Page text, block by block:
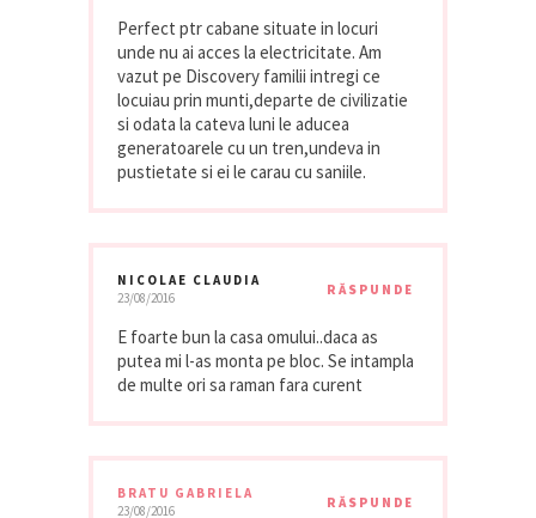
Perfect ptr cabane situate in locuri
unde nu ai acces la electricitate. Am
vazut pe Discovery familii intregi ce
locuiau prin munti,departe de civilizatie
si odata la cateva luni le aducea
generatoarele cu un tren,undeva in
pustietate si ei le carau cu saniile.
NICOLAE CLAUDIA
23/08/2016
RĂSPUNDE
E foarte bun la casa omului..daca as
putea mi l-as monta pe bloc. Se intampla
de multe ori sa raman fara curent
BRATU GABRIELA
23/08/2016
RĂSPUNDE